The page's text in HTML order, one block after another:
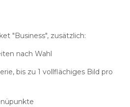
"Business", zusätzlich:
nach Wahl
bis zu 1 vollflächiges Bild pro